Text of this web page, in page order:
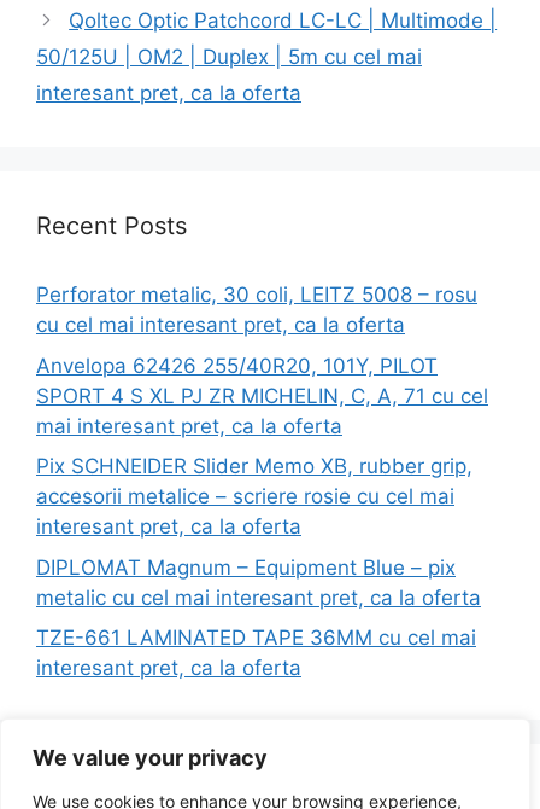
We value your privacy
We use cookies to enhance your browsing experience,
Qoltec Optic Patchcord LC-LC | Multimode |
50/125U | OM2 | Duplex | 5m cu cel mai
interesant pret, ca la oferta
Recent Posts
Perforator metalic, 30 coli, LEITZ 5008 – rosu
cu cel mai interesant pret, ca la oferta
Anvelopa 62426 255/40R20, 101Y, PILOT
SPORT 4 S XL PJ ZR MICHELIN, C, A, 71 cu cel
mai interesant pret, ca la oferta
Pix SCHNEIDER Slider Memo XB, rubber grip,
accesorii metalice – scriere rosie cu cel mai
interesant pret, ca la oferta
DIPLOMAT Magnum – Equipment Blue – pix
metalic cu cel mai interesant pret, ca la oferta
TZE-661 LAMINATED TAPE 36MM cu cel mai
interesant pret, ca la oferta
Search